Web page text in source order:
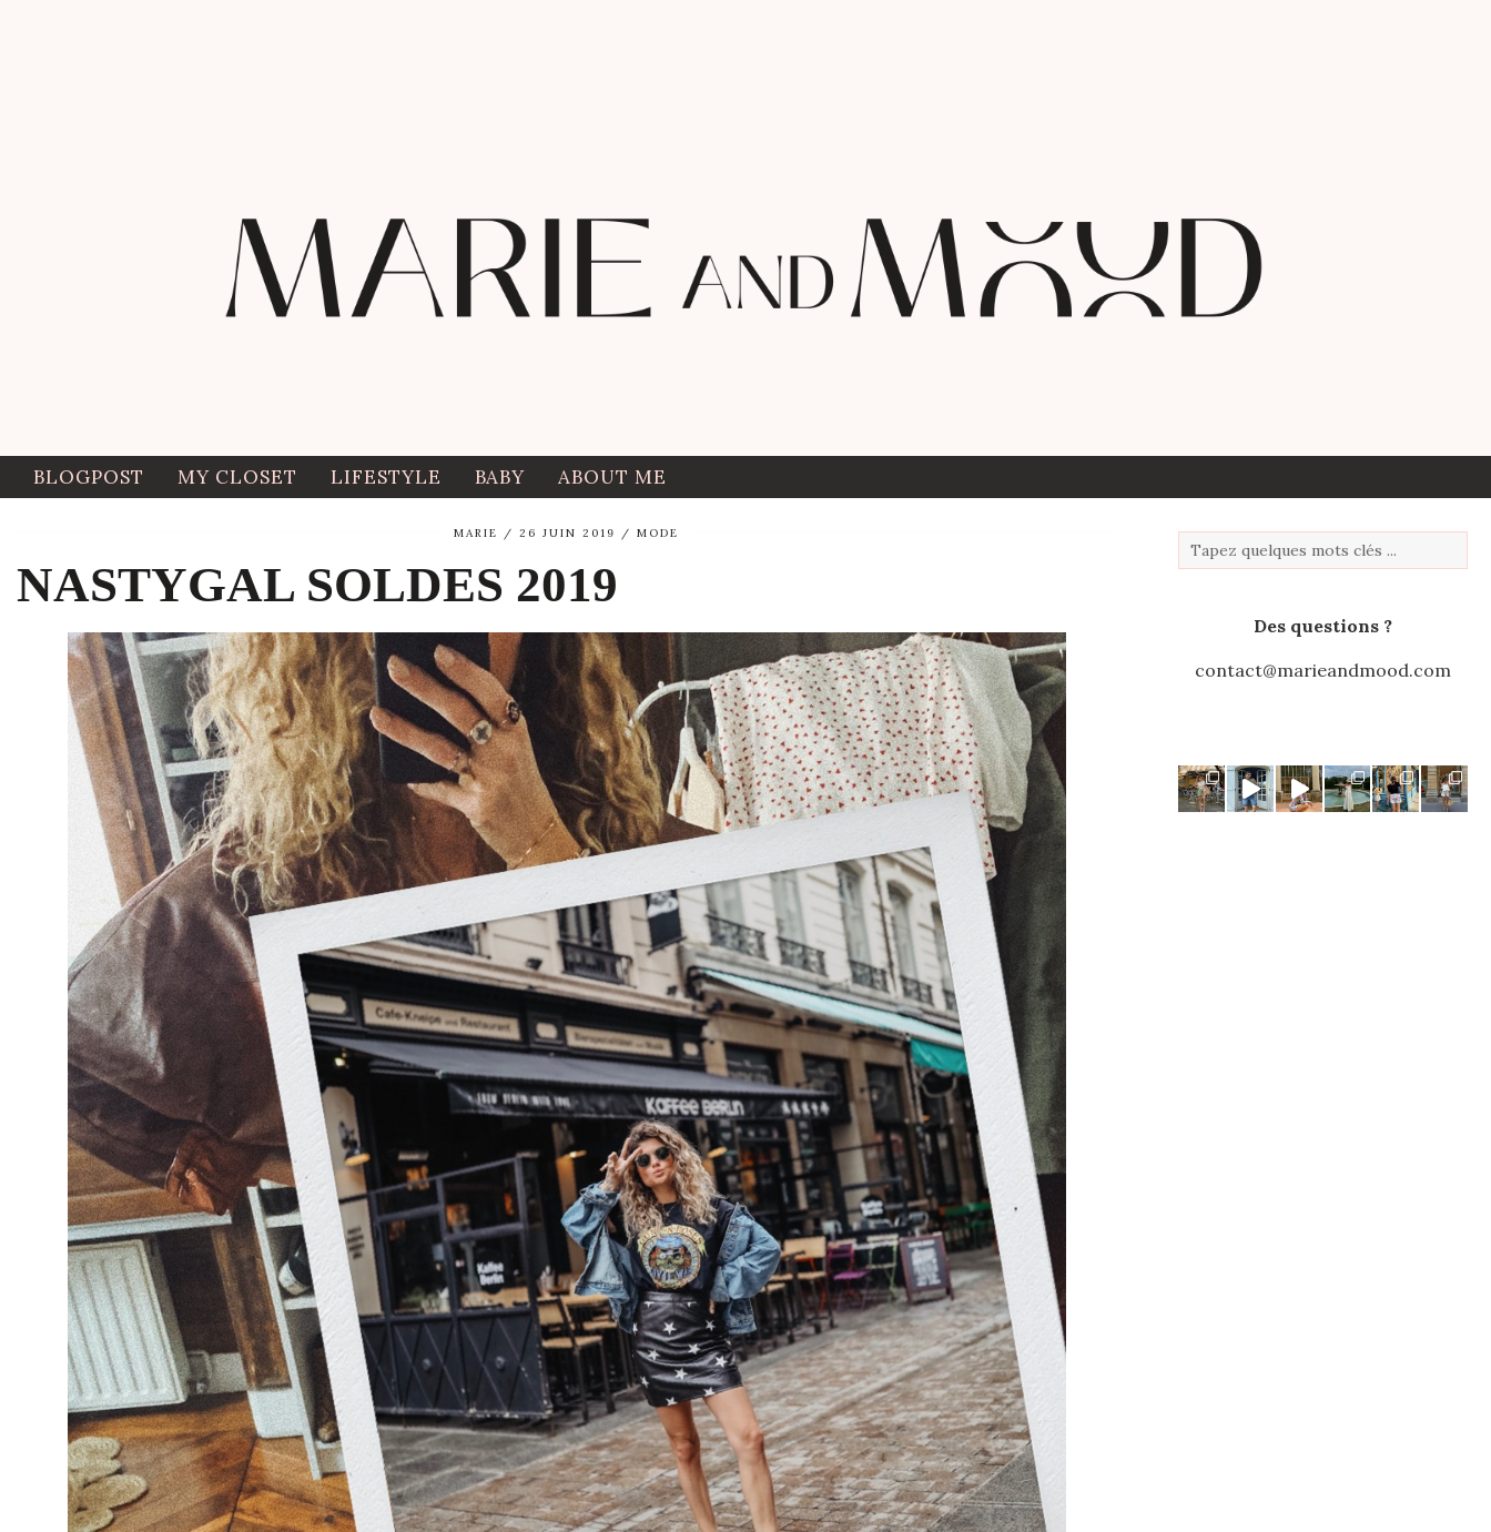
BLOGPOST MY CLOSET LIFESTYLE BABY ABOUT ME
MARIE 26 JUIN 2019 MODE
NASTYGAL SOLDES 2019
Des questions ?
contact@marieandmood.com